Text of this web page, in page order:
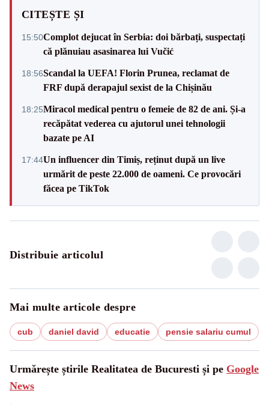
CITEȘTE ȘI
15:50Complot dejucat în Serbia: doi bărbați, suspectați
că plănuiau asasinarea lui Vučić
18:56Scandal la UEFA! Florin Prunea, reclamat de
FRF după derapajul sexist de la Chișinău
18:25Miracol medical pentru o femeie de 82 de ani. Și-a
recăpătat vederea cu ajutorul unei tehnologii
bazate pe AI
17:44Un influencer din Timiș, reținut după un live
urmărit de peste 22.000 de oameni. Ce provocări
făcea pe TikTok
Distribuie articolul
Mai multe articole despre
cub daniel david educatie pensie salariu cumul
Urmărește știrile Realitatea de Bucuresti și pe Google
News